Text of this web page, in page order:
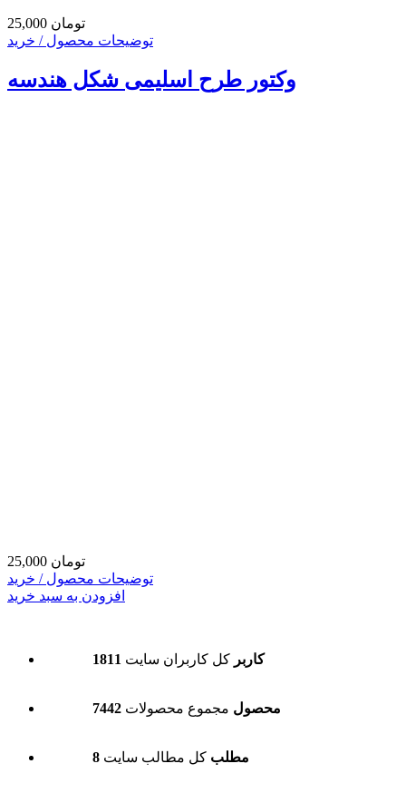
25,000 تومان
توضیحات محصول / خرید
وکتور طرح اسلیمی شکل هندسه
25,000 تومان
توضیحات محصول / خرید
افزودن به سبد خرید
1811 کاربر کل کاربران سایت
7442 محصول مجموع محصولات
8 مطلب کل مطالب سایت